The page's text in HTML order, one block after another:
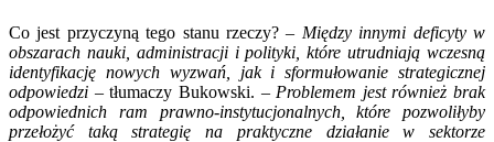
Co jest przyczyną tego stanu rzeczy? – Między innymi deficyty w
obszarach nauki, administracji i polityki, które utrudniają wczesną
identyfikację nowych wyzwań, jak i sformułowanie strategicznej
odpowiedzi – tłumaczy Bukowski. – Problemem jest również brak
odpowiednich ram prawno-instytucjonalnych, które pozwoliłyby
przełożyć taką strategię na praktyczne działanie w sektorze